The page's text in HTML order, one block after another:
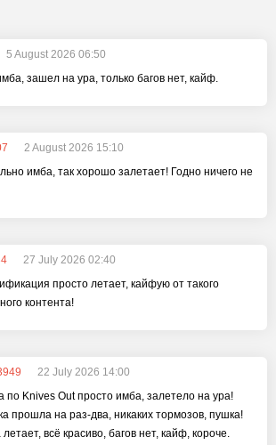
5 August 2026 06:50
зашел на ура, только багов нет, кайф.
2 August 2026 15:10
имба, так хорошо залетает! Годно ничего не
27 July 2026 02:40
просто летает, кайфую от такого
контента!
22 July 2026 14:00
по Knives Out просто имба, залетело на ура!
прошла на раз-два, никаких тормозов, пушка!
всё красиво, багов нет, кайф, короче.